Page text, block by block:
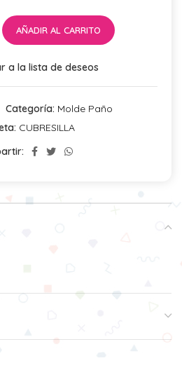
AÑADIR AL CARRITO
a la lista de deseos
Categoría: Molde Paño
CUBRESILLA